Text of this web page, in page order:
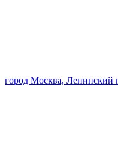
город Москва, Ленинский